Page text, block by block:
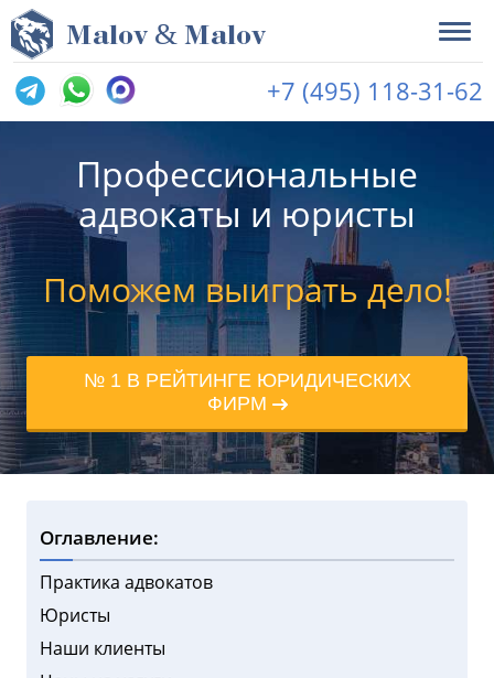
Malov & Malov
+7 (495) 118-31-62
Профессиональные
адвокаты и юристы
Поможем выиграть дело!
№ 1 В РЕЙТИНГЕ ЮРИДИЧЕСКИХ
ФИРМ
Оглавление:
Практика адвокатов
Юристы
Наши клиенты